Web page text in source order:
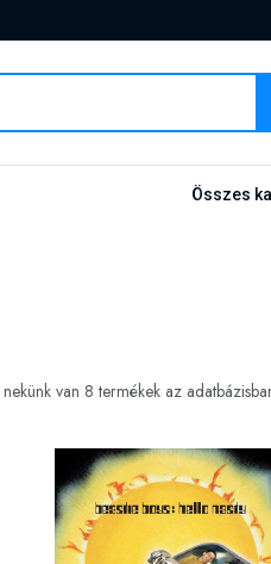
Összes
nekünk van 8 termékek az